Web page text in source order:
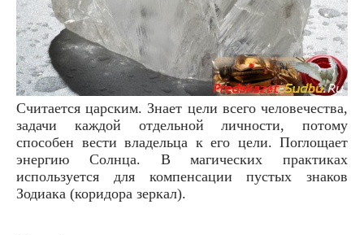
Считается царским. Знает цели всего человечества,
задачи каждой отдельной личности, потому
способен вести владельца к его цели. Поглощает
энергию Солнца. В магических практиках
используется для компенсации пустых знаков
Зодиака (коридора зеркал).